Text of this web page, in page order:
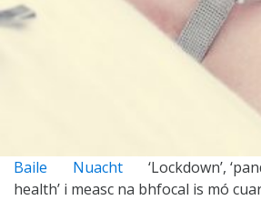
Baile Nuacht
‘Lockdown’,
health’ i measc na bhfocal is mó